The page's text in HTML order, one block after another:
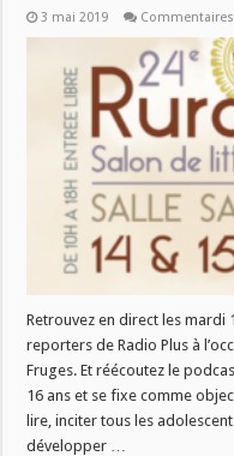
3 mai 2019
Retrouvez en direct les mardi
reporters de Radio Plus à
Fruges. Et réécoutez le
16 ans et se fixe comme
lire, inciter tous les
développer …